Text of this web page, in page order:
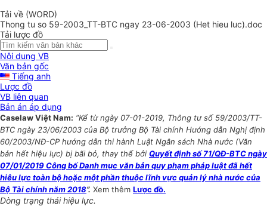
Tải về (WORD)
Thong tu so 59-2003_TT-BTC ngay 23-06-2003 (Het hieu luc).doc
Tải lược đồ
Nội dung VB
Văn bản gốc
Tiếng anh
Lược đồ
VB liên quan
Bản án áp dụng
Caselaw Việt Nam: “Kể từ ngày 07-01-2019, Thông tư số 59/2003/TT-
BTC ngày 23/06/2003 của Bộ trưởng Bộ Tài chính Hướng dẫn Nghị định
60/2003/NĐ-CP hướng dẫn thi hành Luật Ngân sách Nhà nước (Văn
bản hết hiệu lực) bị bãi bỏ, thay thế bởi Quyết định số 71/QĐ-BTC ngày
07/01/2019 Công bố Danh mục văn bản quy phạm pháp luật đã hết
hiệu lực toàn bộ hoặc một phần thuộc lĩnh vực quản lý nhà nước của
Bộ Tài chính năm 2018”. Xem thêm Lược đồ.
Dòng trạng thái hiệu lực.